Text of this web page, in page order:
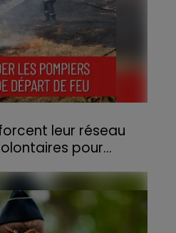
leur réseau
pour...
d'agriculture
un appel aux
pour venir en aide...